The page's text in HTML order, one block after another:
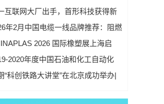
创中心调研指导
互联网大厂出手，首形科技获得新
数亿元A1轮融资｜人脸机器人首次
年2月中国电缆一线品牌推荐：阻燃
电缆国内一线品牌推荐排名名单
2026 国际橡塑展上海启
5,000余家全球展商共塑智能绿色橡
2020年度中国石油和化工自动化
科学技术奖拟授奖公示
“科创铁路大讲堂”在北京成功举办|
智能驱动新一代技术变革》主题讲